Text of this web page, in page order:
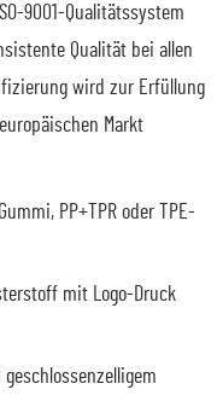
9001-Qualitätssystem
Qualität bei allen
wird zur Erfüllung
Markt
PP+TPR oder TPE-
mit Logo-Druck